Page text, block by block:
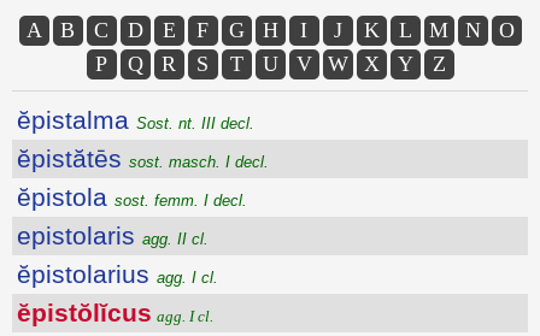
A B C D E F G H I J K L M N
O
P
Q R S T U V W X Y Z
ĕpistalma Sost. nt. III decl.
ĕpistătēs sost. masch. I decl.
ĕpistola sost. femm. I decl.
epistolaris agg. II cl.
ĕpistolarius agg. I cl.
ĕpistŏlĭcus agg. I cl.